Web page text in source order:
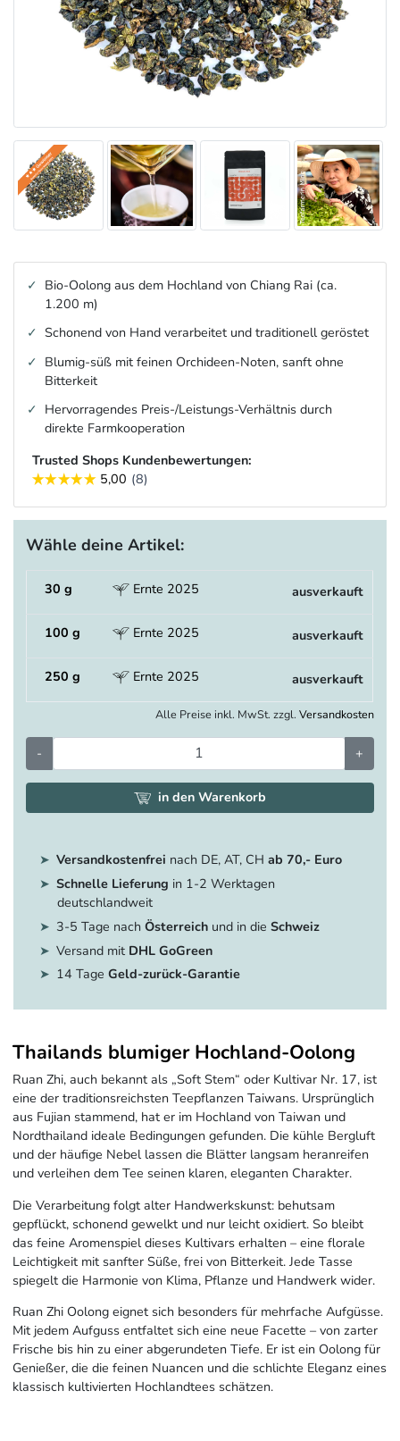
Bio-Oolong aus dem Hochland von Chiang Rai (ca.
1.200 m)
Schonend von Hand verarbeitet und traditionell geröstet
Blumig-süß mit feinen Orchideen-Noten, sanft ohne
Bitterkeit
Hervorragendes Preis-/Leistungs-Verhältnis durch
direkte Farmkooperation
Trusted Shops Kundenbewertungen:
Wähle deine Artikel:
30 g Ernte 2025 ausverkauft
100 g Ernte 2025 ausverkauft
250 g Ernte 2025 ausverkauft
Alle Preise inkl. MwSt. zzgl. Versandkosten
- +
in den Warenkorb
Versandkostenfrei nach DE, AT, CH ab 70,- Euro
Schnelle Lieferung in 1-2 Werktagen
deutschlandweit
3-5 Tage nach Österreichund in die Schweiz
Versand mit DHL GoGreen
14 Tage Geld-zurück-Garantie
Thailands blumiger Hochland-Oolong
Ruan Zhi, auch bekannt als „Soft Stem“ oder Kultivar Nr. 17, ist
eine der traditionsreichsten Teepflanzen Taiwans. Ursprünglich
aus Fujian stammend, hat er im Hochland von Taiwan und
Nordthailand ideale Bedingungen gefunden. Die kühle Bergluft
und der häufige Nebel lassen die Blätter langsam heranreifen
und verleihen dem Tee seinen klaren, eleganten Charakter.
Die Verarbeitung folgt alter Handwerkskunst: behutsam
gepflückt, schonend gewelkt und nur leicht oxidiert. So bleibt
das feine Aromenspiel dieses Kultivars erhalten – eine florale
Leichtigkeit mit sanfter Süße, frei von Bitterkeit. Jede Tasse
spiegelt die Harmonie von Klima, Pflanze und Handwerk wider.
Ruan Zhi Oolong eignet sich besonders für mehrfache Aufgüsse.
Mit jedem Aufguss entfaltet sich eine neue Facette – von zarter
Frische bis hin zu einer abgerundeten Tiefe. Er ist ein Oolong für
Genießer, die die feinen Nuancen und die schlichte Eleganz eines
klassisch kultivierten Hochlandtees schätzen.